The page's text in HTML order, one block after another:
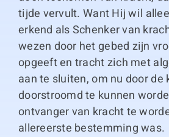
tijde vervult. Want Hij wil
erkend als Schenker van
wezen door het gebed zijn
opgeeft en tracht zich met
aan te sluiten, om nu door de
doorstroomd te kunnen
ontvanger van kracht te
allereerste bestemming was.